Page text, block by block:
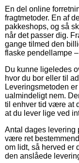
En del online
fragtmetoder. En af
pakkeshops, og så
når det passer dig.
gange tilmed den
flaske pendellampe
Du kunne ligeledes
hvor du bor eller til
Leveringsmetoden
ualmindeligt nem.
til enhver tid være at
at du lever lige ved
Antal dages
være ret
om lidt, så herved er
den anslåede